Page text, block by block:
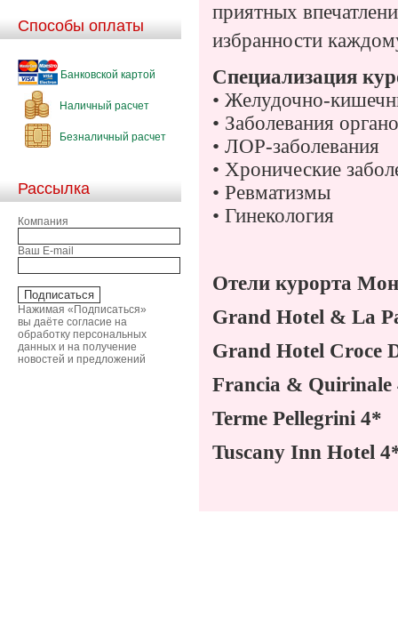
Способы оплаты
Банковской картой
Наличный расчет
Безналичный расчет
Рассылка
Компания
Ваш E-mail
Нажимая «Подписаться»
вы даёте согласие на
обработку персональных
данных и на получение
новостей и предложений
приятных
избранности
Специализация
• Желудочно-
• Заболевания
• ЛОР-заболевания
• Хронические
• Ревматизмы
• Гинекология
Отели курорта
Grand Hotel & La
Grand Hotel Croce
Francia & Quirinale
Terme Pellegrini 4*
Tuscany Inn Hotel